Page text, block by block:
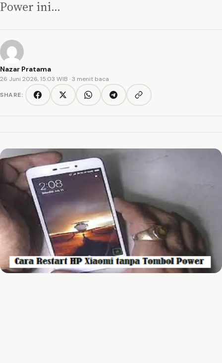
Power ini…
Nazar Pratama
26 Juni 2026, 15:03 WIB · 3 menit baca
SHARE:
FacebookTwitter/XWhatsAppTelegramCopy link